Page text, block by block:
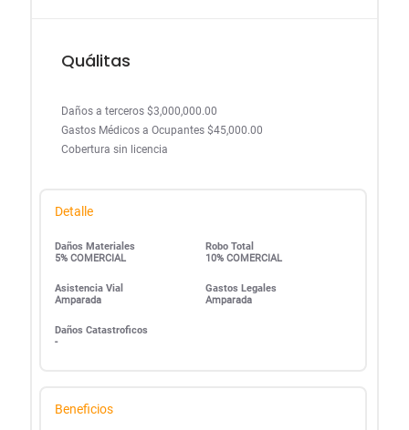
Quálitas
Daños a terceros $3,000,000.00
Gastos Médicos a Ocupantes $45,000.00
Cobertura sin licencia
Detalle
Daños Materiales
5% COMERCIAL
Robo Total
10% COMERCIAL
Asistencia Vial
Amparada
Gastos Legales
Amparada
Daños Catastroficos
-
Beneficios